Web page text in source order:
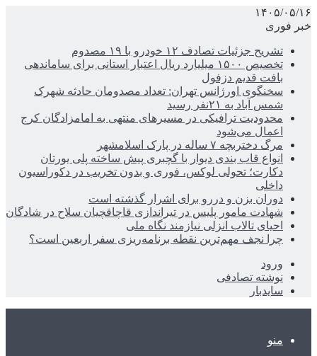
۱۴۰۵/۰۵/۱۶
خبر فوری
تشریح جزئیات تصادف ۱۲ خودرو با ۱۹ مصدوم
تخصیص ۱۵۰۰ میلیارد ریال اعتبار استانی برای ساماندهی
بافت قدیم دزفول
سخنگوی اورژانس تهران: تعداد مصدومان حادثه شهرک
شمس آباد به ۲۱نفر رسید
محدودیت ترافیکی در مسیرهای منتهی به امامزادگان کرج
اعمال می‌شود
مرگ دختربچه ۷ ساله در پارک اسلامشهر
انواع قاب بندی دیوار با گچبری پیش ساخته پلی یورتان
دکارت؛ تحولی لوکس، فوری و بدون تخریب در دکوراسیون
داخلی
دوران بزن و دررو برای اشرار گذشته است
شهادت مامور پلیس در تیراندازی قاچاقچیان سلاح در شادگان
احیای تالاب انزلی نیازمند نگاه ملی
چرا نجف مهم‌ترین نقطه برنامه‌ریزی سفر اربعین است؟
ورود
نوشته تصادفی
سایدبار
منو